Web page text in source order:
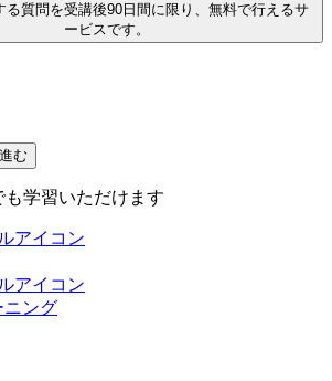
る質問を受講後90日間に限り、無料で行えるサ
ービスです。
む
学習いただけます
ニング